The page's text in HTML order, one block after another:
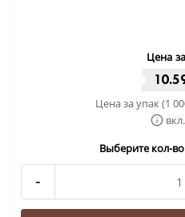
Цена
Цена за упак (1
Выберите кол-
-